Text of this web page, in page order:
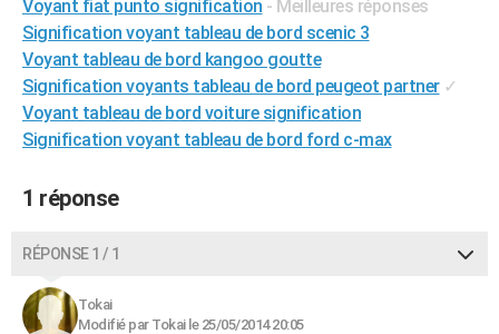
Voyant fiat punto signification - Meilleures réponses
Signification voyant tableau de bord scenic 3
Voyant tableau de bord kangoo goutte
Signification voyants tableau de bord peugeot partner ✓
Voyant tableau de bord voiture signification
Signification voyant tableau de bord ford c-max
1 réponse
RÉPONSE 1 / 1
Tokai
Modifié par Tokai le 25/05/2014 20:05